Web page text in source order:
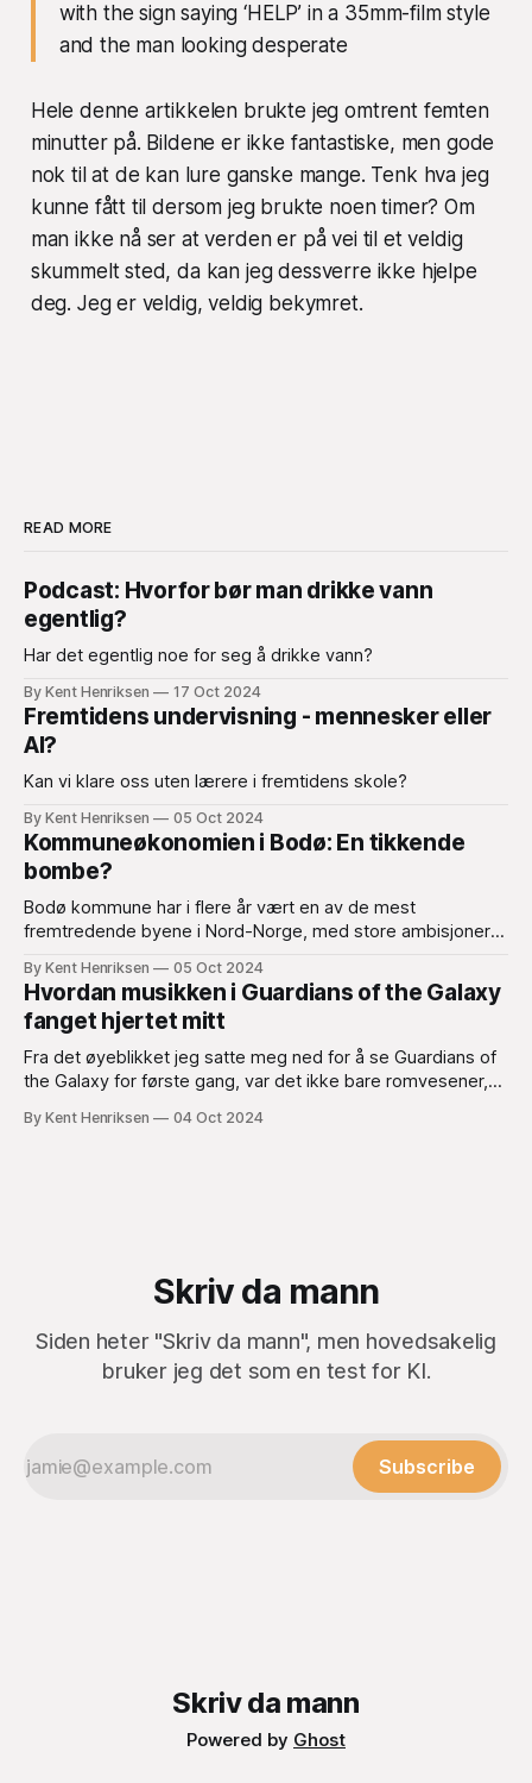
with the sign saying ‘HELP’ in a 35mm-film style
and the man looking desperate
Hele denne artikkelen brukte jeg omtrent femten
minutter på. Bildene er ikke fantastiske, men gode
nok til at de kan lure ganske mange. Tenk hva jeg
kunne fått til dersom jeg brukte noen timer? Om
man ikke nå ser at verden er på vei til et veldig
skummelt sted, da kan jeg dessverre ikke hjelpe
deg. Jeg er veldig, veldig bekymret.
READ MORE
Podcast: Hvorfor bør man drikke vann
egentlig?
Har det egentlig noe for seg å drikke vann?
By Kent Henriksen 17 Oct 2024
Fremtidens undervisning - mennesker eller
AI?
Kan vi klare oss uten lærere i fremtidens skole?
By Kent Henriksen 05 Oct 2024
Kommuneøkonomien i Bodø: En tikkende
bombe?
Bodø kommune har i flere år vært en av de mest
fremtredende byene i Nord-Norge, med store ambisjoner
byutvikling i sentrum er det tydelig at kommunen satser
stort.
By Kent Henriksen 05 Oct 2024
Hvordan musikken i Guardians of the Galaxy
fanget hjertet mitt
Fra det øyeblikket jeg satte meg ned for å se Guardians of
the Galaxy for første gang, var det ikke bare romvesener,
oppmerksomheten min – det var musikken.
By Kent Henriksen 04 Oct 2024
Skriv da mann
Siden heter "Skriv da mann", men hovedsakelig
bruker jeg det som en test for KI.
Subscribe
Skriv da mann
Powered by Ghost